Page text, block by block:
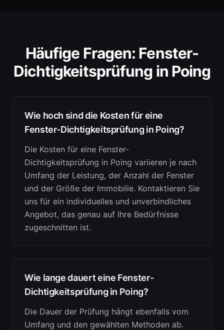
Häufige Fragen: Fenster-
Dichtigkeitsprüfung in Poing
Wie hoch sind die Kosten für eine
Fenster-Dichtigkeitsprüfung in Poing?
Die Kosten für eine Fenster-
Dichtigkeitsprüfung in Poing variieren je nach
Umfang der Leistung, der Anzahl der Fenster
und der Größe der Immobilie. Kontaktieren Sie
uns für ein individuelles und unverbindliches
Angebot, das genau auf Ihre Bedürfnisse
zugeschnitten ist.
Wie lange dauert eine Fenster-
Dichtigkeitsprüfung in Poing?
Die Dauer der Prüfung hängt ebenfalls vom
Umfang und den gewählten Methoden ab.